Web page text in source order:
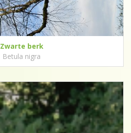
Zwarte berk
Betula nigra